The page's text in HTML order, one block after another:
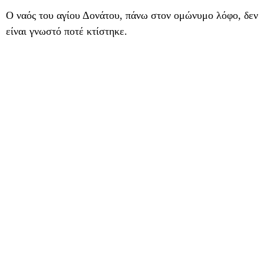
Ο ναός του αγίου Δονάτου, πάνω στον ομώνυμο λόφο, δεν
είναι γνωστό ποτέ κτίστηκε.